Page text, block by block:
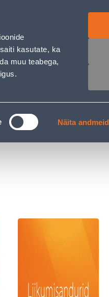
kasutate, ka
muu teabega,
Näita andmeid
Logi sisse
JÄRELMAKS